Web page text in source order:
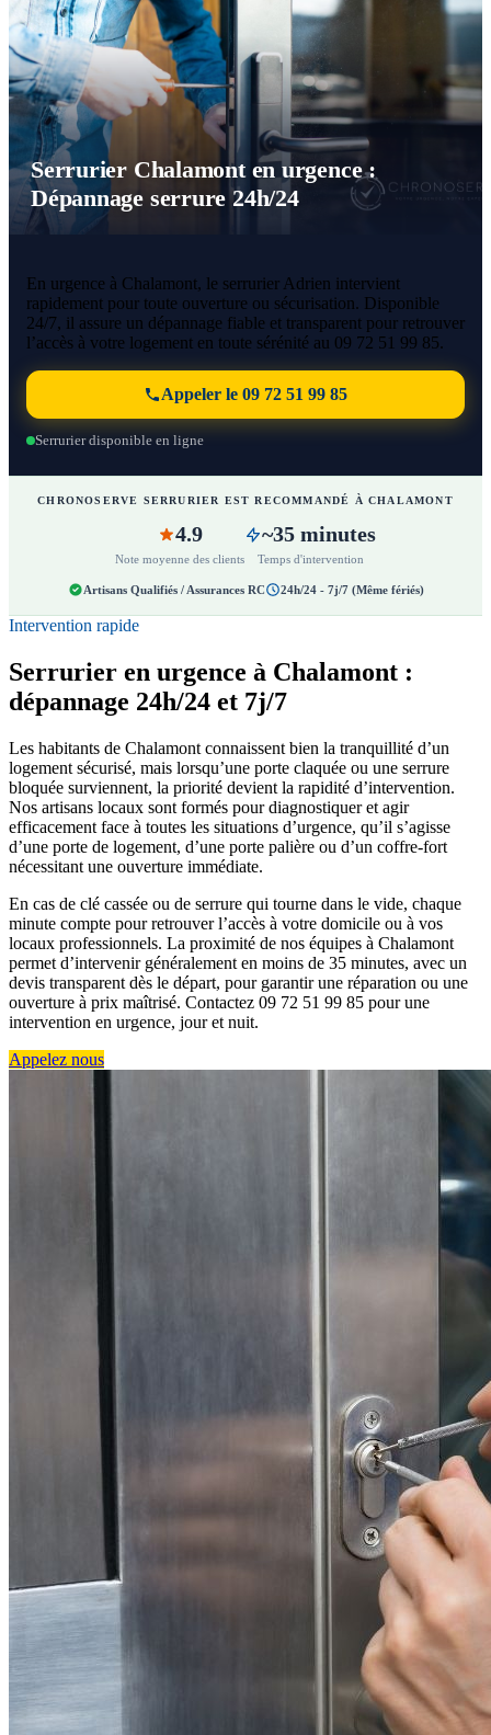
Serrurier Chalamont en urgence :
Dépannage serrure 24h/24
En urgence à Chalamont, le serrurier Adrien intervient
rapidement pour toute ouverture ou sécurisation. Disponible
24/7, il assure un dépannage fiable et transparent pour retrouver
l’accès à votre logement en toute sérénité au 09 72 51 99 85.
Appeler le 09 72 51 99 85
Serrurier disponible en ligne
CHRONOSERVE SERRURIER EST RECOMMANDÉ À CHALAMONT
4.9
Note moyenne des clients
~35 minutes
Temps d'intervention
Artisans Qualifiés / Assurances RC 24h/24 - 7j/7 (Même fériés)
Intervention rapide
Serrurier en urgence à Chalamont :
dépannage 24h/24 et 7j/7
Les habitants de Chalamont connaissent bien la tranquillité d’un
logement sécurisé, mais lorsqu’une porte claquée ou une serrure
bloquée surviennent, la priorité devient la rapidité d’intervention.
Nos artisans locaux sont formés pour diagnostiquer et agir
efficacement face à toutes les situations d’urgence, qu’il s’agisse
d’une porte de logement, d’une porte palière ou d’un coffre-fort
nécessitant une ouverture immédiate.
En cas de clé cassée ou de serrure qui tourne dans le vide, chaque
minute compte pour retrouver l’accès à votre domicile ou à vos
locaux professionnels. La proximité de nos équipes à Chalamont
permet d’intervenir généralement en moins de 35 minutes, avec un
devis transparent dès le départ, pour garantir une réparation ou une
ouverture à prix maîtrisé. Contactez 09 72 51 99 85 pour une
intervention en urgence, jour et nuit.
Appelez nous